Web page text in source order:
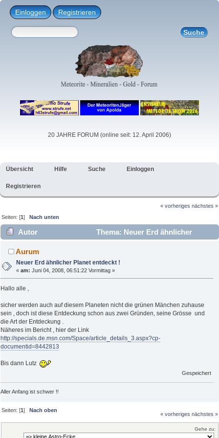
Einloggen Registrieren
20 JAHRE FORUM (online seit: 12. April 2006)
Übersicht Hilfe Suche Einloggen
Registrieren
« vorheriges nächstes »
Seiten: [1]Nach unten
Autor
Thema: Neuer Erd ähnlicher
Planet entdeckt ! (Gelesen 2600 mal)
Aurum
Neuer Erd ähnlicher Planet entdeckt !
«am: Juni 04, 2008, 06:51:22 Vormittag »
Hallo alle ,
sicher werden auch auf diesem Planeten nicht die grünen Mänchen zuhause
sein , doch ist diese Entdeckung schon aus zwei Gründen, seine Grösse und
die Art der Entdeckung .
Näheres im Bericht , hier der Link
http://specials.de.msn.com/Space/article_details_3.aspx?cp-
documentid=8442813
Bis dann Lutz
Gespeichert
Aller Anfang ist schwer !!
Seiten: [1]Nach oben
« vorheriges nächstes »
Gehe zu: